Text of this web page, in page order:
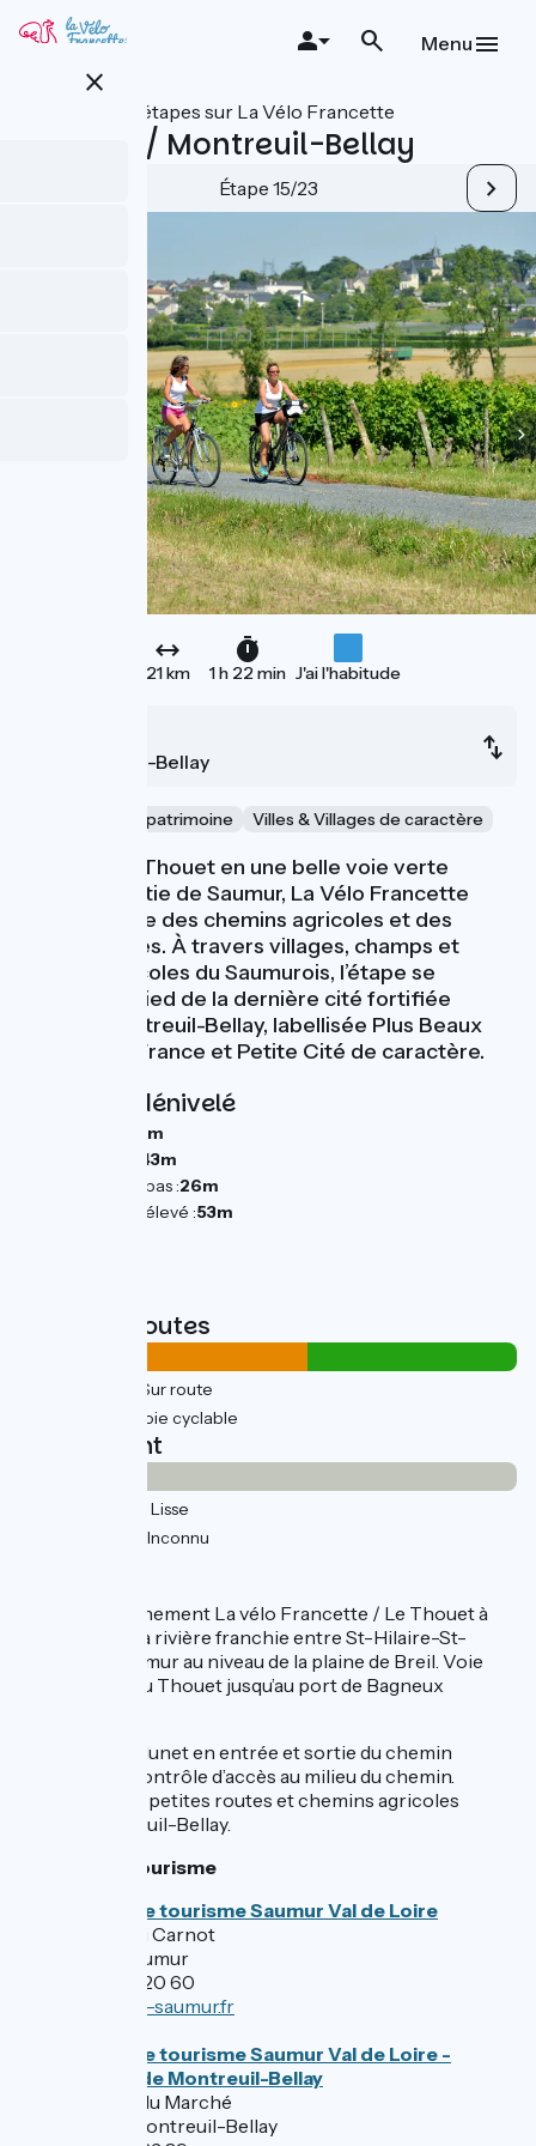
au
close
Menu
Toutes les étapes sur La Vélo Francette
Saumur / Montreuil-Bellay
Étape 15/23
21 km 1 h 22 min J'ai l'habitude
Montreuil-Bellay
Nature & petit patrimoine Villes & Villages de caractère
Longeant le Thouet en une belle voie verte
jusqu’à la sortie de Saumur, La Vélo Francette
utilise ensuite des chemins agricoles et des
petites routes. À travers villages, champs et
coteaux viticoles du Saumurois, l’étape se
termine au pied de la dernière cité fortifiée
d’Anjou, Montreuil-Bellay, labellisée Plus Beaux
Détours de France et Petite Cité de caractère.
Pentes et dénivelé
56m
43m
Point le plus bas :26m
Point le plus élevé :53m
Types de routes
(58%) Sur route
(42%) Voie cyclable
Revêtement
(2%) Lisse
(98%) Inconnu
Suivre le jalonnement La vélo Francette / Le Thouet à
Vélo une fois la rivière franchie entre St-Hilaire-St-
Florent et Saumur au niveau de la plaine de Breil. Voie
verte le long du Thouet jusqu’au port de Bagneux
, à Munet en entrée et sortie du chemin
carrossable, contrôle d’accès au milieu du chemin.
Alternance de petites routes et chemins agricoles
jusqu’à Montreuil-Bellay.
Offices de Tourisme
Office de tourisme Saumur Val de Loire
8 bis quai Carnot
49415 Saumur
02 41 40 20 60
infos@ot-saumur.fr
Office de tourisme Saumur Val de Loire -
Bureau de Montreuil-Bellay
41 place du Marché
49260 Montreuil-Bellay